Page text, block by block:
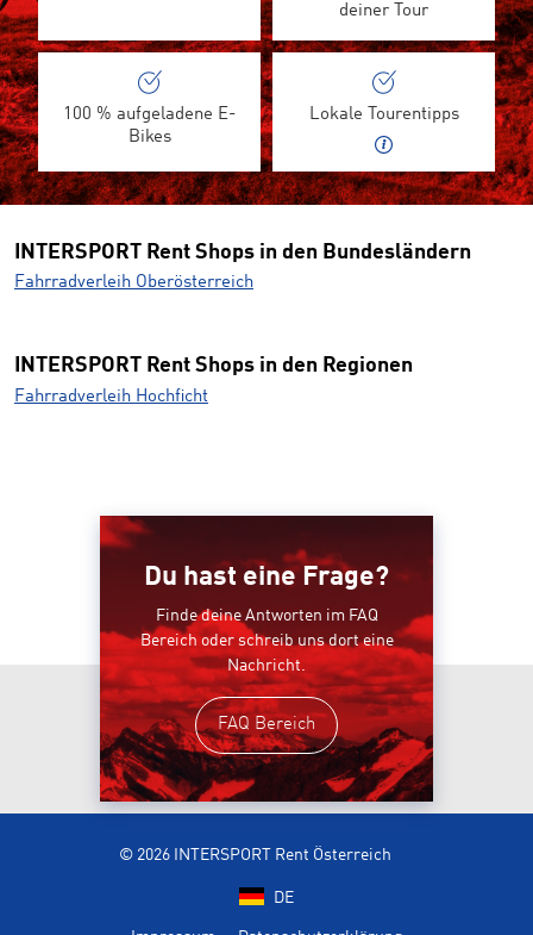
deiner Tour
100 % aufgeladene E-
Bikes
Lokale Tourentipps
INTERSPORT Rent Shops in den Bundesländern
Fahrradverleih Oberösterreich
INTERSPORT Rent Shops in den Regionen
Fahrradverleih Hochficht
Du hast eine Frage?
Finde deine Antworten im FAQ
Bereich oder schreib uns dort eine
Nachricht.
FAQ Bereich
© 2026 INTERSPORT Rent Österreich
DE